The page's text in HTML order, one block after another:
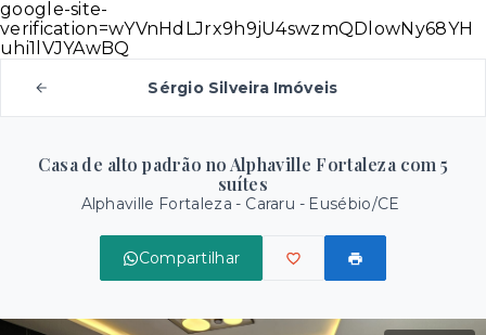
google-site-
verification=wYVnHdLJrx9h9jU4swzmQDlowNy68YH
uhi1lVJYAwBQ
Sérgio Silveira Imóveis
Casa de alto padrão no Alphaville Fortaleza com 5
suítes
Alphaville Fortaleza - Cararu - Eusébio/CE
Compartilhar